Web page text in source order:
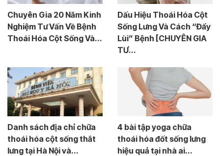
Chuyên Gia 20 Năm Kinh
Nghiệm Tư Vấn Về Bệnh
Thoái Hóa Cột Sống Và...
Dấu Hiệu Thoái Hóa Cột
Sống Lưng Và Cách “Đẩy
Lùi” Bệnh [CHUYÊN GIA
TƯ...
Danh sách địa chỉ chữa
thoái hóa cột sống thắt
lưng tại Hà Nội và...
4 bài tập yoga chữa
thoái hóa đốt sống lưng
hiệu quả tại nhà ai...